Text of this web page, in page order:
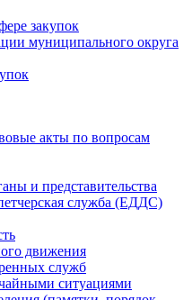
закупок
муниципального округа
акты по вопросам
и представительства
служба (ЕДДС)
движения
служб
ситуациями